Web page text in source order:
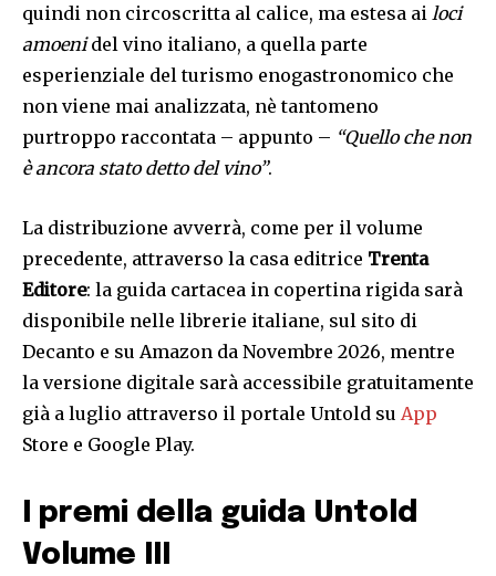
quindi non circoscritta al calice, ma estesa ai loci
amoenidel vino italiano, a quella parte
esperienziale del turismo enogastronomico che
non viene mai analizzata, nè tantomeno
purtroppo raccontata – appunto – “Quello che non
è ancora stato detto del vino”.
La distribuzione avverrà, come per il volume
precedente, attraverso la casa editrice Trenta
Editore: la guida cartacea in copertina rigida sarà
disponibile nelle librerie italiane, sul sito di
Decanto e su Amazon da Novembre 2026, mentre
la versione digitale sarà accessibile gratuitamente
già a luglio attraverso il portale Untold su App
Store e Google Play.
I premi della guida Untold
Volume III